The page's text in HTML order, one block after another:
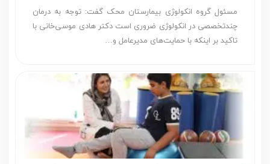
مسئول گروه انکولوژی بیمارستان محک گفت: توجه به درمان
چندتخصصی در انکولوژی ضروری است دکتر هادی موسی‌خانی با
تاکید بر اینکه با حمایت‌های مدیرعامل و…